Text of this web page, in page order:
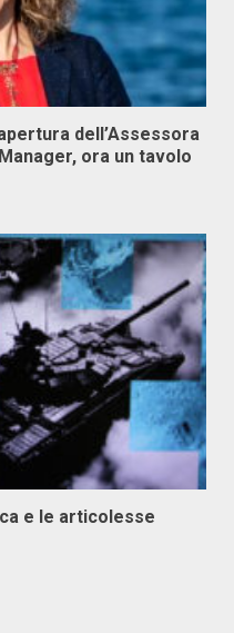
dell’Assessora
ora un tavolo
e le articolesse